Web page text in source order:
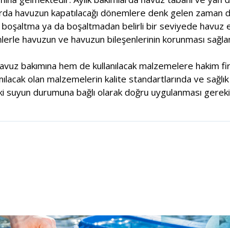
havuzun kapatılacağı dönemlere denk gelen
ya da boşaltmadan belirli bir seviyede havuz
havuzun ve havuzun bileşenlerinin korunması
bakımına hem de kullanılacak malzemelere hakim
olan malzemelerin kalite standartlarında ve sağlık
durumuna bağlı olarak doğru uygulanması